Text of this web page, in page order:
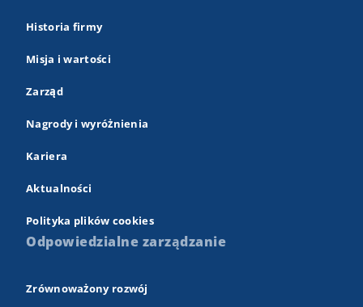
Historia firmy
Misja i wartości
Zarząd
Nagrody i wyróżnienia
Kariera
Aktualności
Polityka plików cookies
Odpowiedzialne zarządzanie
Zrównoważony rozwój